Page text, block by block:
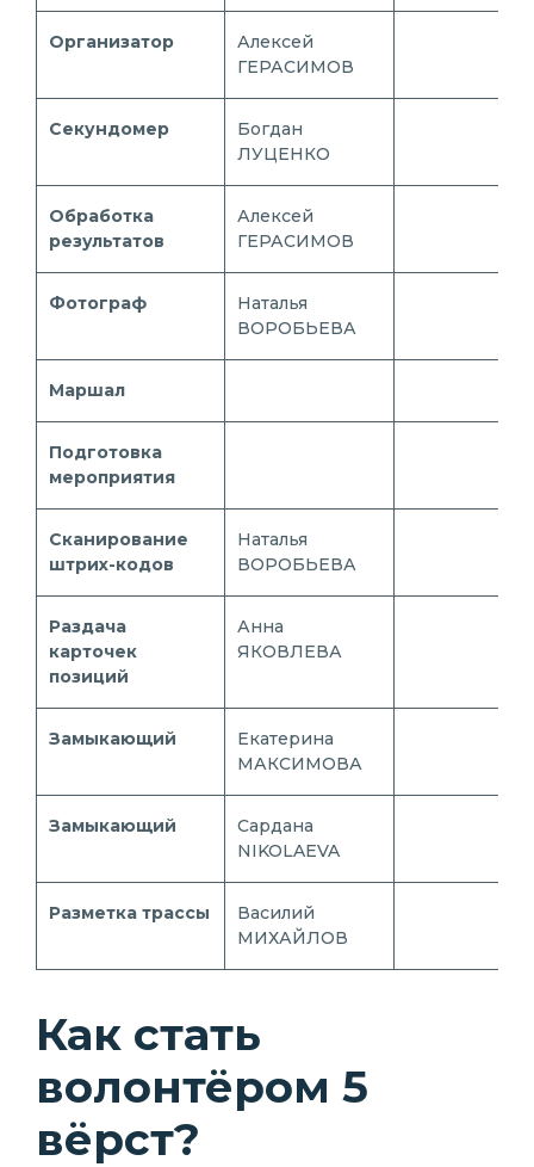
Организатор
Алексей
ГЕРАСИМОВ
Секундомер
Богдан
ЛУЦЕНКО
Обработка
результатов
Алексей
ГЕРАСИМОВ
Фотограф
Наталья
ВОРОБЬЕВА
Маршал
Подготовка
мероприятия
Сканирование
штрих-кодов
Наталья
ВОРОБЬЕВА
Раздача
карточек
позиций
Анна
ЯКОВЛЕВА
Замыкающий
Екатерина
МАКСИМОВА
Замыкающий
Сардана
NIKOLAEVA
Разметка трассы
Василий
МИХАЙЛОВ
Как стать
волонтёром 5
вёрст?